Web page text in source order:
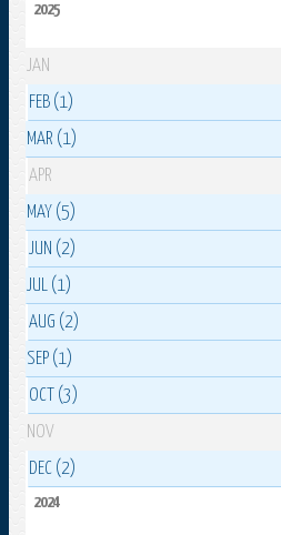
2025
JAN
FEB (1)
MAR (1)
APR
MAY (5)
JUN (2)
JUL (1)
AUG (2)
SEP (1)
OCT (3)
NOV
DEC (2)
2024